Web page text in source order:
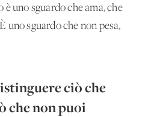
uno sguardo che ama, che
uno sguardo che non pesa,
ciò che
che non puoi